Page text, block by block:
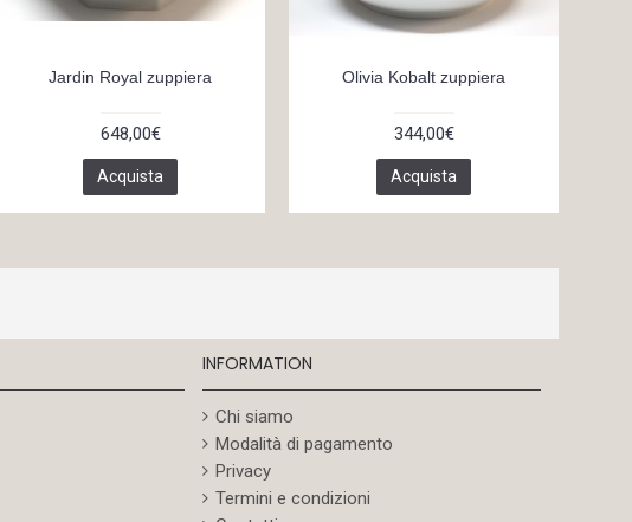
Jardin Royal zuppiera
648,00€
Acquista
Olivia Kobalt zuppiera
344,00€
Acquista
INFORMATION
Chi siamo
Modalità di pagamento
Privacy
Termini e condizioni